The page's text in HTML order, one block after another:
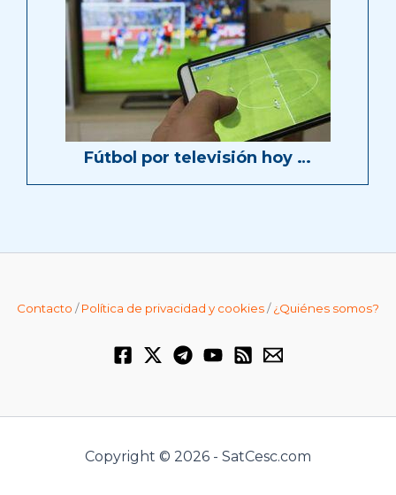
Fútbol por televisión hoy …
Contacto /Política de privacidad y cookies/¿Quiénes somos?
Copyright © 2026 - SatCesc.com